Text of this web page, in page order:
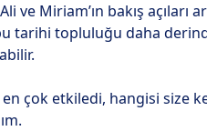
ve Miriam’ın bakış
tarihi topluluğu daha
çok etkiledi, hangisi size